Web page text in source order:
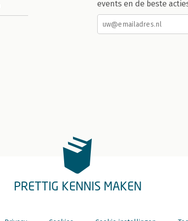
events en de beste
PRETTIG KENNIS MAKEN